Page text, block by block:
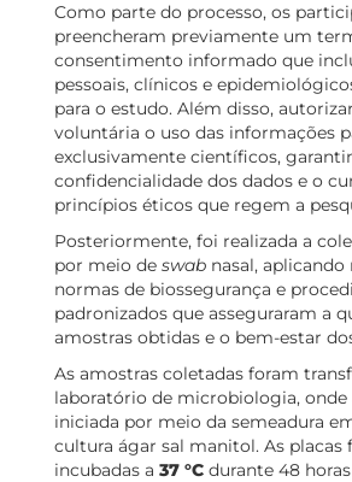
Como parte do processo, os
preencheram previamente um
consentimento informado que
pessoais, clínicos e
para o estudo. Além disso,
voluntária o uso das informações
exclusivamente científicos,
confidencialidade dos dados e o
princípios éticos que regem a
Posteriormente, foi realizada a
por meio de swabnasal, aplicando
normas de biossegurança e
padronizados que asseguraram a
amostras obtidas e o bem-estar
As amostras coletadas foram
laboratório de microbiologia, onde
iniciada por meio da semeadura
cultura ágar sal manitol. As placas
incubadas a 37 °Cdurante 48